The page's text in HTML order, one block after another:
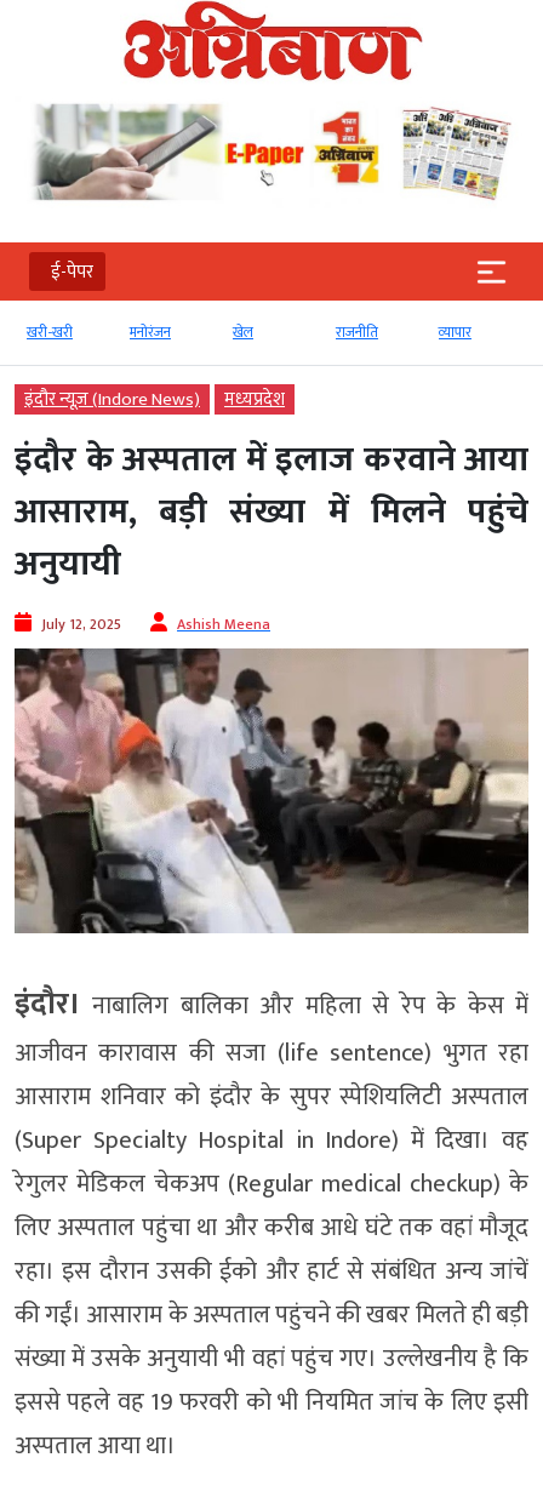
ई-पेपर
खरी-खरी मनोरंजन खेल राजनीति व्‍यापार
इंदौर न्यूज़ (Indore News) मध्‍यप्रदेश
इंदौर के अस्पताल में इलाज करवाने आया
आसाराम, बड़ी संख्या में मिलने पहुंचे
अनुयायी
July 12, 2025 Ashish Meena
इंदौर। नाबालिग बालिका और महिला से रेप के केस में
आजीवन कारावास की सजा (life sentence) भुगत रहा
आसाराम शनिवार को इंदौर के सुपर स्पेशियलिटी अस्पताल
(Super Specialty Hospital in Indore) में दिखा। वह
रेगुलर मेडिकल चेकअप (Regular medical checkup) के
लिए अस्पताल पहुंचा था और करीब आधे घंटे तक वहां मौजूद
रहा। इस दौरान उसकी ईको और हार्ट से संबंधित अन्य जांचें
की गईं। आसाराम के अस्पताल पहुंचने की खबर मिलते ही बड़ी
संख्या में उसके अनुयायी भी वहां पहुंच गए। उल्लेखनीय है कि
इससे पहले वह 19 फरवरी को भी नियमित जांच के लिए इसी
अस्पताल आया था।